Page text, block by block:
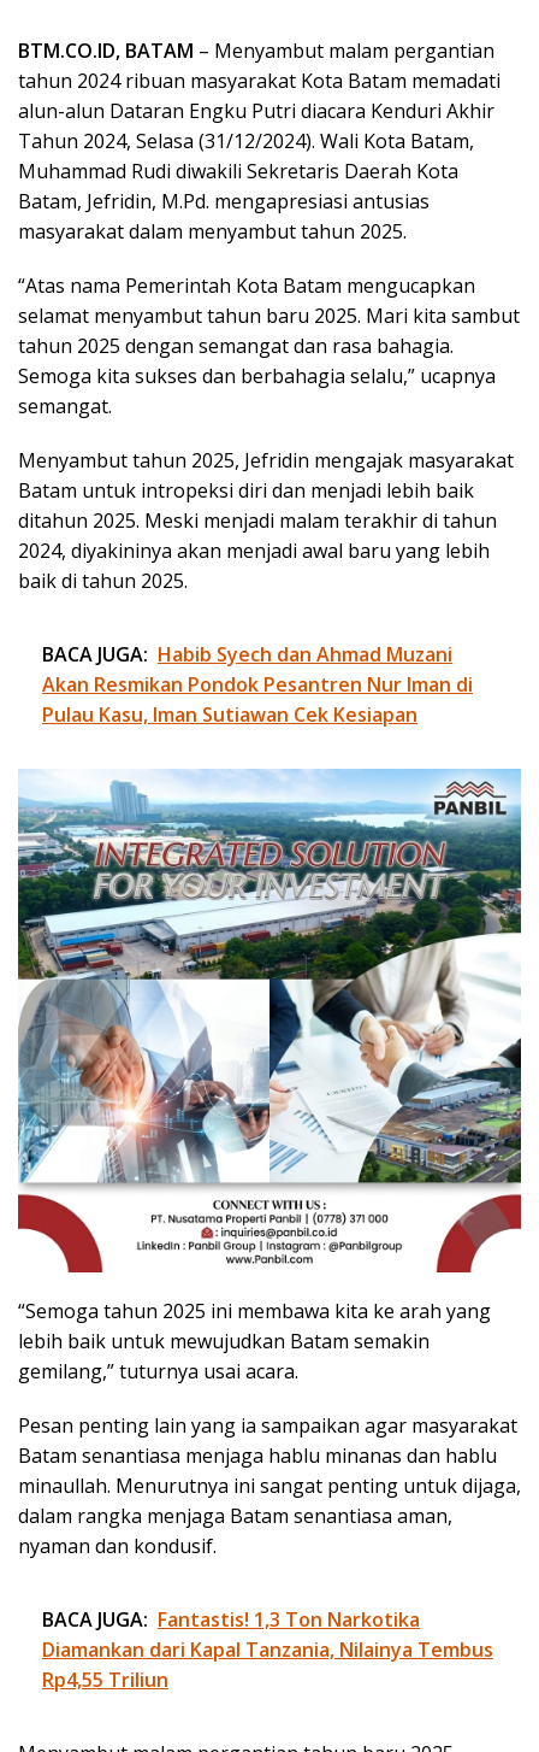
BTM.CO.ID, BATAM – Menyambut malam pergantian
tahun 2024 ribuan masyarakat Kota Batam memadati
alun-alun Dataran Engku Putri diacara Kenduri Akhir
Tahun 2024, Selasa (31/12/2024). Wali Kota Batam,
Muhammad Rudi diwakili Sekretaris Daerah Kota
Batam, Jefridin, M.Pd. mengapresiasi antusias
masyarakat dalam menyambut tahun 2025.
“Atas nama Pemerintah Kota Batam mengucapkan
selamat menyambut tahun baru 2025. Mari kita sambut
tahun 2025 dengan semangat dan rasa bahagia.
Semoga kita sukses dan berbahagia selalu,” ucapnya
semangat.
Menyambut tahun 2025, Jefridin mengajak masyarakat
Batam untuk intropeksi diri dan menjadi lebih baik
ditahun 2025. Meski menjadi malam terakhir di tahun
2024, diyakininya akan menjadi awal baru yang lebih
baik di tahun 2025.
BACA JUGA: Habib Syech dan Ahmad Muzani
Akan Resmikan Pondok Pesantren Nur Iman di
Pulau Kasu, Iman Sutiawan Cek Kesiapan
“Semoga tahun 2025 ini membawa kita ke arah yang
lebih baik untuk mewujudkan Batam semakin
gemilang,” tuturnya usai acara.
Pesan penting lain yang ia sampaikan agar masyarakat
Batam senantiasa menjaga hablu minanas dan hablu
minaullah. Menurutnya ini sangat penting untuk dijaga,
dalam rangka menjaga Batam senantiasa aman,
nyaman dan kondusif.
BACA JUGA: Fantastis! 1,3 Ton Narkotika
Diamankan dari Kapal Tanzania, Nilainya Tembus
Rp4,55 Triliun